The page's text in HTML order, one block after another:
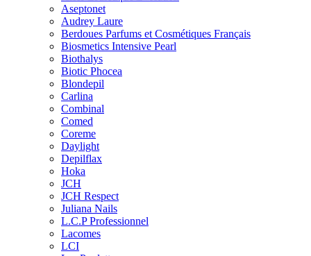
Aseptonet
Audrey Laure
Berdoues Parfums et Cosmétiques Français
Biosmetics Intensive Pearl
Biothalys
Biotic Phocea
Blondepil
Carlina
Combinal
Comed
Coreme
Daylight
Depilflax
Hoka
JCH
JCH Respect
Juliana Nails
L.C.P Professionnel
Lacomes
LCI